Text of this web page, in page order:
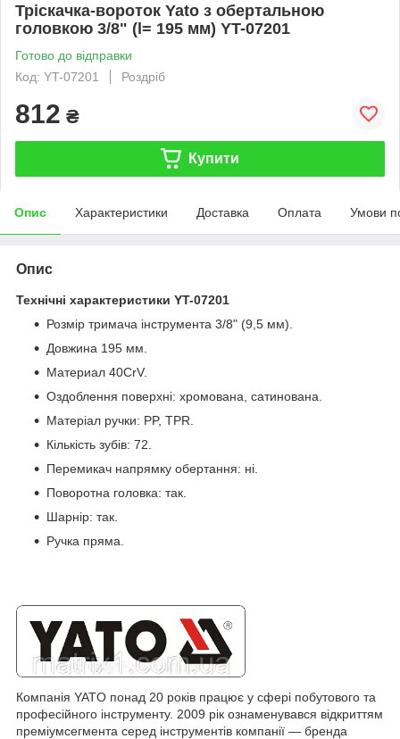
Тріскачка-вороток Yato з обертальною
головкою 3/8" (l= 195 мм) YT-07201
Готово до відправки
Код: YT-07201
Роздріб
812 ₴
Купити
Опис Характеристики Доставка Оплата Умови
Опис
Технічні характеристики YT-07201
Розмір тримача інструмента 3/8" (9,5 мм).
Довжина 195 мм.
Материал 40CrV.
Оздоблення поверхні: хромована, сатинована.
Матеріал ручки: PP, TPR.
Кількість зубів: 72.
Перемикач напрямку обертання: ні.
Поворотна головка: так.
Шарнір: так.
Ручка пряма.
Компанія YATO понад 20 років працює у сфері побутового та
професійного інструменту. 2009 рік ознаменувався відкриттям
преміумсегмента серед інструментів компанії — бренда